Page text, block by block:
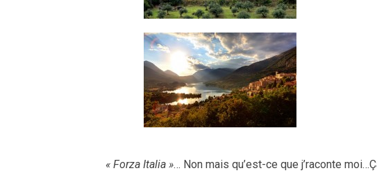
« Forza Italia »… Non mais qu’est-ce que j’raconte